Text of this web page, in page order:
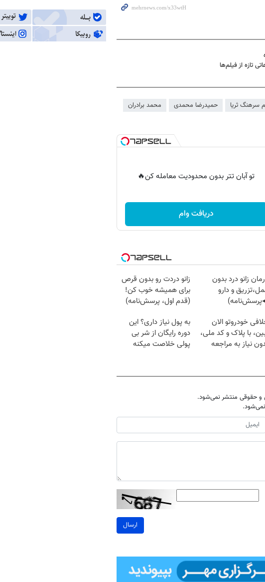
تازه از فیلم‌ها
سرهنگ ثریا حمیدرضا محمدی محمد برادران
تو آبان تتر بدون محدودیت معامله کن🔥
دریافت وام
زانو درد بدون
و دارو
زانو دردت رو بدون قرص
برای همیشه خوب کن!
(قدم اول، پرسش‌نامه)
خودروتو الان
با پلاک و کد ملی،
نیاز به مراجعه
به پول نیاز داری؟ این
دوره رایگان از شر بی
پولی خلاصت میکنه
و حقوقی منتشر نمی‌شود.
نمی‌شود.
ارسال